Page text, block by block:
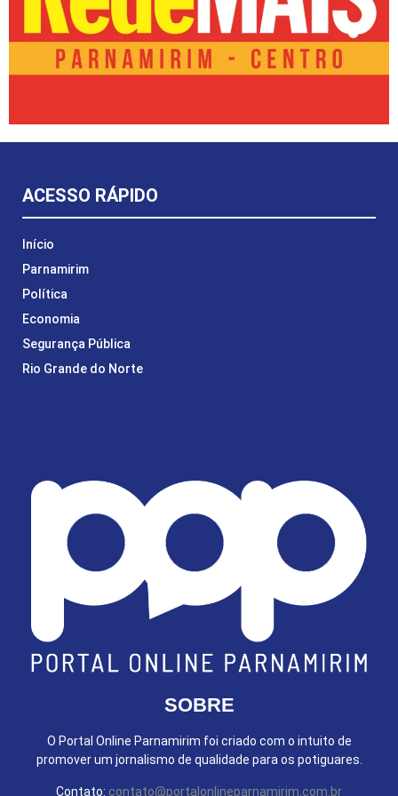
ACESSO RÁPIDO
Início
Parnamirim
Política
Economia
Segurança Pública
Rio Grande do Norte
SOBRE
O Portal Online Parnamirim foi criado com o intuito de
promover um jornalismo de qualidade para os potiguares.
Contato: contato@portalonlineparnamirim.com.br